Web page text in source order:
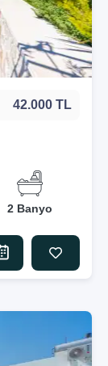
42.000 TL
2 Banyo